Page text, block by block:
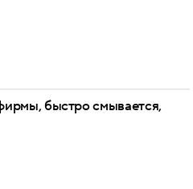
быстро смывается,